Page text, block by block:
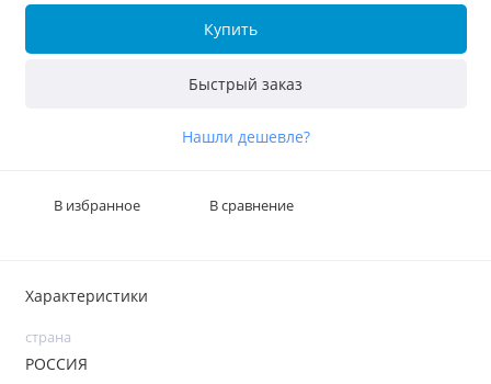
Купить
Быстрый заказ
Нашли дешевле?
В избранное В сравнение
Характеристики
страна
РОССИЯ